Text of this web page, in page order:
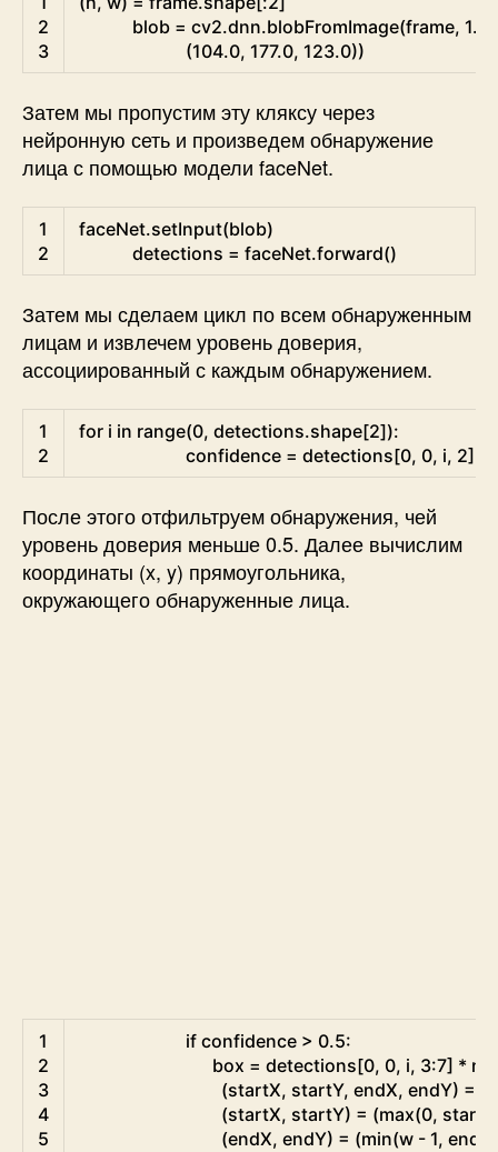
2
3
blob = cv2.dnn.blobFromImage(frame, 1.0
(104.0, 177.0, 123.0))
Затем мы пропустим эту кляксу через
нейронную сеть и произведем обнаружение
лица с помощью модели faceNet.
1
2
faceNet.setInput(blob)
detections = faceNet.forward()
Затем мы сделаем цикл по всем обнаруженным
лицам и извлечем уровень доверия,
ассоциированный с каждым обнаружением.
1
2
for i in range(0, detections.shape[2]):
confidence = detections[0, 0, i, 2]
После этого отфильтруем обнаружения, чей
уровень доверия меньше 0.5. Далее вычислим
координаты (x, y) прямоугольника,
окружающего обнаруженные лица.
1
2
3
4
5
if confidence > 0.5:
box = detections[0, 0, i, 3:7] * np
(startX, startY, endX, endY) =
(startX, startY) = (max(0, startX
(endX, endY) = (min(w - 1, endX